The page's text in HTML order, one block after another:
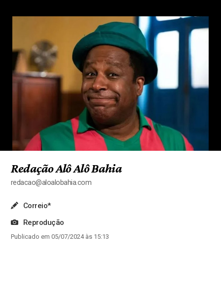
Redação Alô Alô Bahia
redacao@aloalobahia.com
Correio*
Reprodução
Publicado em 05/07/2024 às 15:13